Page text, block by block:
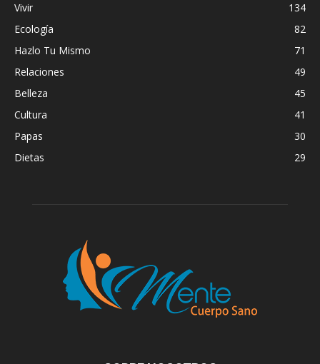
Vivir
134
Ecología
82
Hazlo Tu Mismo
71
Relaciones
49
Belleza
45
Cultura
41
Papas
30
Dietas
29